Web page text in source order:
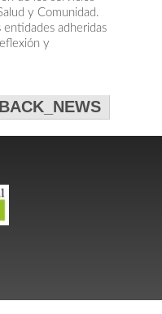
y Comunidad.
entidades adheridas
y
BACK_NEWS